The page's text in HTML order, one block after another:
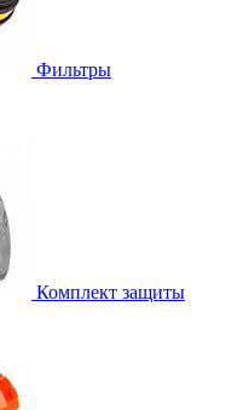
Фильтры
Комплект защиты